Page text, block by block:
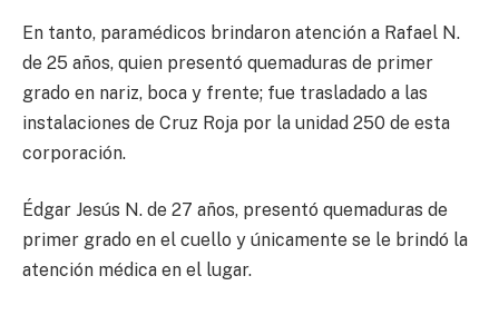
En tanto, paramédicos brindaron atención a Rafael N.
de 25 años, quien presentó quemaduras de primer
grado en nariz, boca y frente; fue trasladado a las
instalaciones de Cruz Roja por la unidad 250 de esta
corporación.
Édgar Jesús N. de 27 años, presentó quemaduras de
primer grado en el cuello y únicamente se le brindó la
atención médica en el lugar.